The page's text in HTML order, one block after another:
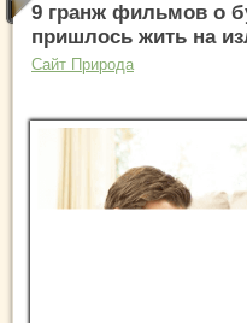
9 гранж фильмов о
пришлось жить на
Сайт Природа